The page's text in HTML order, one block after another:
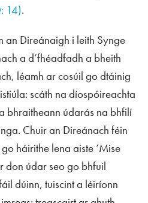
14).
an Direánaigh i leith Synge
a d’fhéadfadh a bheith
léamh ar cosúil go dtáinig
scáth na díospóireachta
bhraitheann údarás na bhfilí
Chuir an Direánach féin
háirithe lena aiste ‘Mise
don údar seo go bhfuil
dúinn, tuiscint a léiríonn